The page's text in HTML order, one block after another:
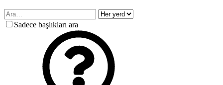
Sadece başlıkları ara